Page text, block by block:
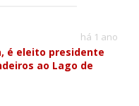
há 1 ano
é eleito presidente
ao Lago de